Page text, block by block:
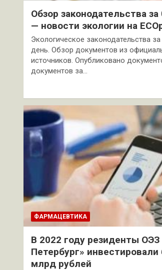
Обзор законодательства
— новости экологии на
Экологическое законодательства
день. Обзор документов из
источников. Опубликовано
документов за…
ФАРМАЦЕВТИКА
В 2022 году резиденты ОЭЗ
Петербург» инвестировали
млрд рублей